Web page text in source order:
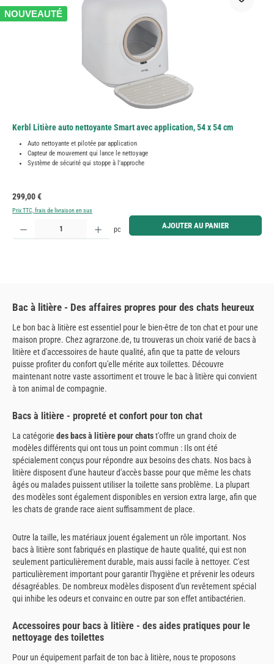
NOUVEAUTÉ
Kerbl Litière auto nettoyante Smart avec application, 54 x 54 cm
Auto nettoyante et pilotée par application
Capteur de mouvement qui lance le nettoyage
Système de sécurité qui stoppe à l'approche
Prix régulier :
299,00 €
Prix TTC, frais de livraison en sus
Quantité de produit : Entrez la quantité souhaitée ou utilisez les boutons pour augmenter ou
pc AJOUTER AU PANIER
Bac à litière - Des affaires propres pour des chats heureux
Le bon bac à litière est essentiel pour le bien-être de ton chat et pour une
maison propre. Chez agrarzone.de, tu trouveras un choix varié de bacs à
litière et d'accessoires de haute qualité, afin que ta patte de velours
puisse profiter du confort qu'elle mérite aux toilettes. Découvre
maintenant notre vaste assortiment et trouve le bac à litière qui convient
à ton animal de compagnie.
Bacs à litière - propreté et confort pour ton chat
La catégorie des bacs à litière pour chatst'offre un grand choix de
modèles différents qui ont tous un point commun : Ils ont été
spécialement conçus pour répondre aux besoins des chats. Nos bacs à
litière disposent d'une hauteur d'accès basse pour que même les chats
âgés ou malades puissent utiliser la toilette sans problème. La plupart
des modèles sont également disponibles en version extra large, afin que
les chats de grande race aient suffisamment de place.
Outre la taille, les matériaux jouent également un rôle important. Nos
bacs à litière sont fabriqués en plastique de haute qualité, qui est non
seulement particulièrement durable, mais aussi facile à nettoyer. C'est
particulièrement important pour garantir l'hygiène et prévenir les odeurs
désagréables. De nombreux modèles disposent d'un revêtement spécial
qui inhibe les odeurs et convainc en outre par son effet antibactérien.
Accessoires pour bacs à litière - des aides pratiques pour le
nettoyage des toilettes
Pour un équipement parfait de ton bac à litière, nous te proposons